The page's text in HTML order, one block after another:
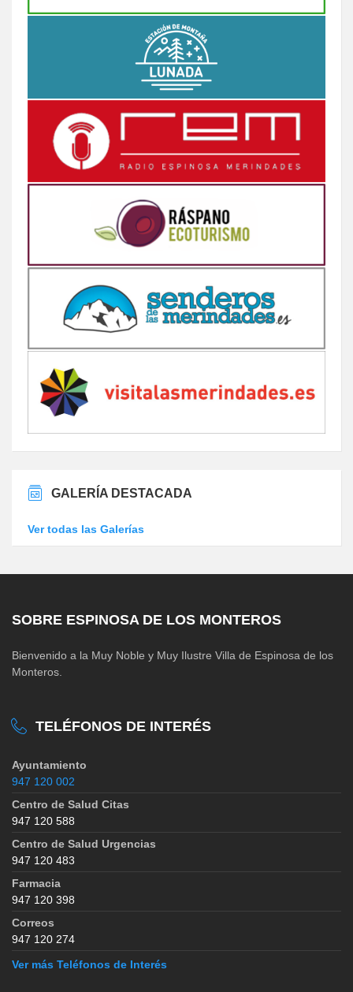
GALERÍA DESTACADA
Ver todas las Galerías
SOBRE ESPINOSA DE LOS MONTEROS
Bienvenido a la Muy Noble y Muy Ilustre Villa de Espinosa de los
Monteros.
TELÉFONOS DE INTERÉS
Ayuntamiento
947 120 002
Centro de Salud Citas
947 120 588
Centro de Salud Urgencias
947 120 483
Farmacia
947 120 398
Correos
947 120 274
Ver más Teléfonos de Interés